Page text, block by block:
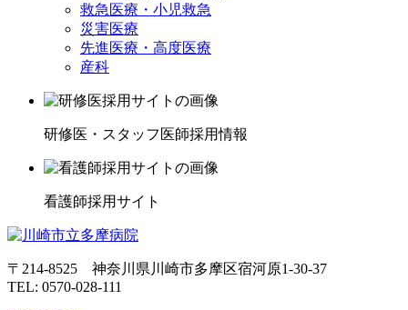
救急医療・小児救急
災害医療
先進医療・高度医療
産科
研修医・スタッフ医師採用情報
看護師採用サイト
〒214-8525 神奈川県川崎市多摩区宿河原1-30-37
TEL: 0570-028-111